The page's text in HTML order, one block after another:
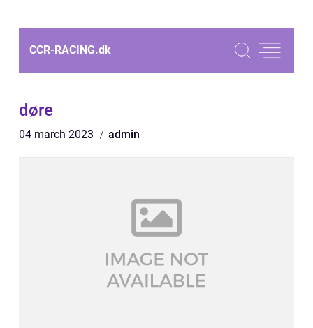
CCR-RACING.dk
døre
04 march 2023 admin